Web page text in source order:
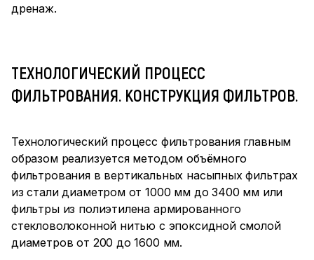
дренаж.
ТЕХНОЛОГИЧЕСКИЙ ПРОЦЕСС
ФИЛЬТРОВАНИЯ. КОНСТРУКЦИЯ ФИЛЬТРОВ.
Технологический процесс фильтрования главным
образом реализуется методом объёмного
фильтрования в вертикальных насыпных фильтрах
из стали диаметром от 1000 мм до 3400 мм или
фильтры из полиэтилена армированного
стекловолоконной нитью с эпоксидной смолой
диаметров от 200 до 1600 мм.